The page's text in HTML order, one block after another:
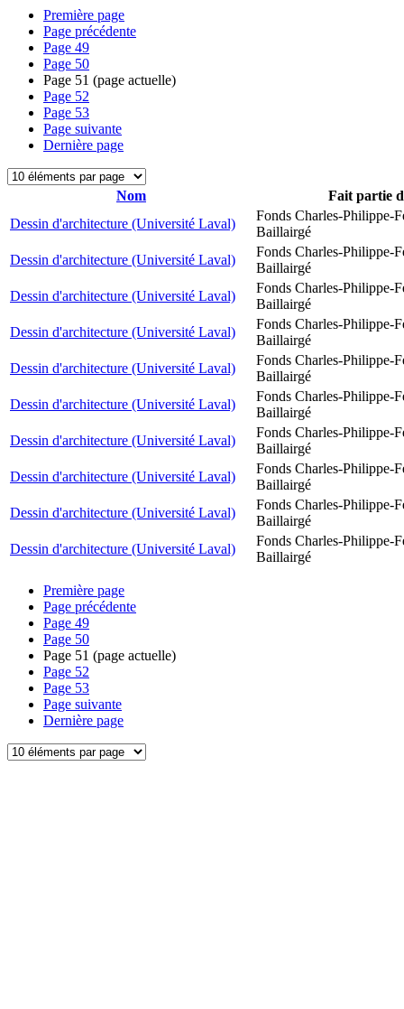
Première page
Page précédente
Page 49
Page 50
Page 51 (page actuelle)
Page 52
Page 53
Page suivante
Dernière page
Nom
Fait partie
Dessin d'architecture (Université Laval)
Fonds Charles-Philippe-
Baillairgé
Dessin d'architecture (Université Laval)
Fonds Charles-Philippe-
Baillairgé
Dessin d'architecture (Université Laval)
Fonds Charles-Philippe-
Baillairgé
Dessin d'architecture (Université Laval)
Fonds Charles-Philippe-
Baillairgé
Dessin d'architecture (Université Laval)
Fonds Charles-Philippe-
Baillairgé
Dessin d'architecture (Université Laval)
Fonds Charles-Philippe-
Baillairgé
Dessin d'architecture (Université Laval)
Fonds Charles-Philippe-
Baillairgé
Dessin d'architecture (Université Laval)
Fonds Charles-Philippe-
Baillairgé
Dessin d'architecture (Université Laval)
Fonds Charles-Philippe-
Baillairgé
Dessin d'architecture (Université Laval)
Fonds Charles-Philippe-
Baillairgé
Première page
Page précédente
Page 49
Page 50
Page 51 (page actuelle)
Page 52
Page 53
Page suivante
Dernière page